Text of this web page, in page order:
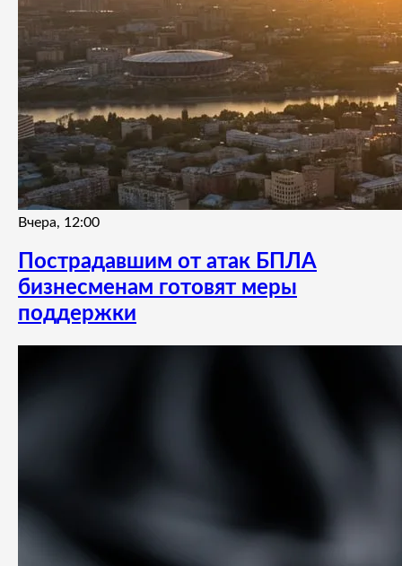
Вчера, 12:00
Пострадавшим от атак БПЛА
бизнесменам готовят меры
поддержки